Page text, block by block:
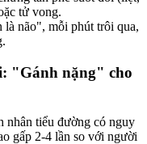
tử vong.
là não", mỗi phút trôi qua,
"Gánh nặng" cho
nhân tiểu đường có nguy
gấp 2-4 lần so với người